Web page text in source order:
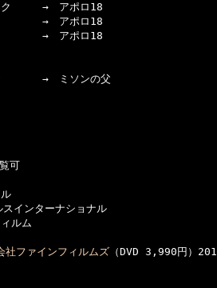
　→　アポロ18
　→　アポロ18
　→　アポロ18
→　ミソンの父
覧可
インターナショナル
ム
社ファインフィルムズ （DVD 3,990円）